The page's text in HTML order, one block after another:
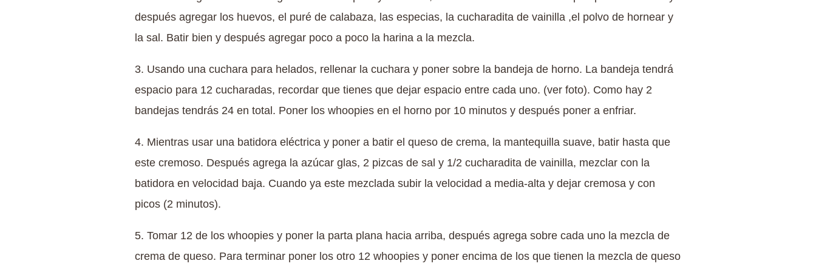
después agregar los huevos, el puré de calabaza, las especias, la cucharadita de vainilla ,el polvo de hornear y
la sal. Batir bien y después agregar poco a poco la harina a la mezcla.
3. Usando una cuchara para helados, rellenar la cuchara y poner sobre la bandeja de horno. La bandeja tendrá
espacio para 12 cucharadas, recordar que tienes que dejar espacio entre cada uno. (ver foto). Como hay 2
bandejas tendrás 24 en total. Poner los whoopies en el horno por 10 minutos y después poner a enfriar.
4. Mientras usar una batidora eléctrica y poner a batir el queso de crema, la mantequilla suave, batir hasta que
este cremoso. Después agrega la azúcar glas, 2 pizcas de sal y 1/2 cucharadita de vainilla, mezclar con la
batidora en velocidad baja. Cuando ya este mezclada subir la velocidad a media-alta y dejar cremosa y con
picos (2 minutos).
5. Tomar 12 de los whoopies y poner la parta plana hacia arriba, después agrega sobre cada uno la mezcla de
crema de queso. Para terminar poner los otro 12 whoopies y poner encima de los que tienen la mezcla de queso